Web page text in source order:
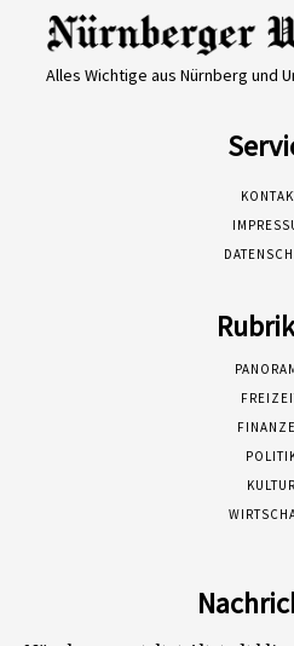
Alles Wichtige aus Nürnberg und
KULTUR